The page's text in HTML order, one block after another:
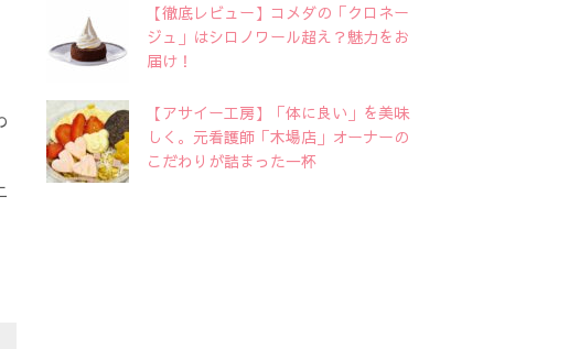
【徹底レビュー】コメダの「クロネー
ジュ」はシロノワール超え？魅力をお
届け！
【アサイー工房】「体に良い」を美味
しく。元看護師「木場店」オーナーの
こだわりが詰まった一杯